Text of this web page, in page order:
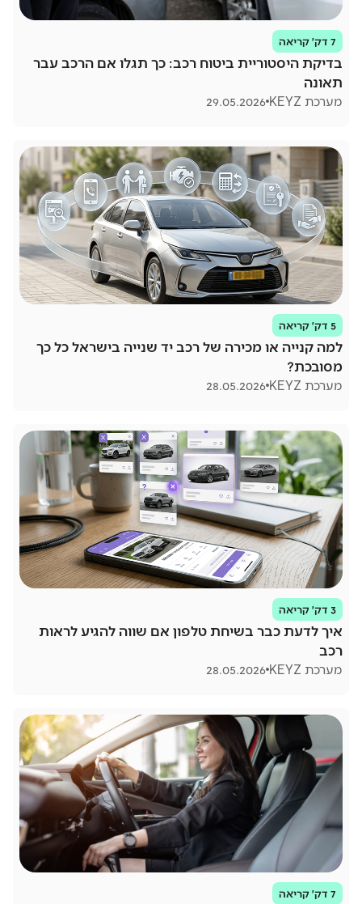
7 דק׳ קריאה
בדיקת היסטוריית ביטוח רכב: כך תגלו אם הרכב עבר
תאונה
מערכת KEYZ 29.05.2026
5 דק׳ קריאה
למה קנייה או מכירה של רכב יד שנייה בישראל כל כך
מסובכת?
מערכת KEYZ 28.05.2026
3 דק׳ קריאה
איך לדעת כבר בשיחת טלפון אם שווה להגיע לראות
רכב
מערכת KEYZ 28.05.2026
7 דק׳ קריאה